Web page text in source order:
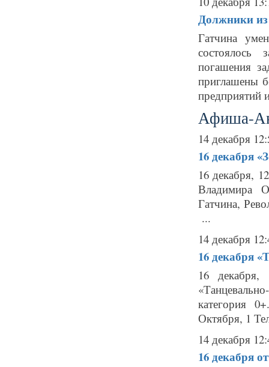
Должники
Гатчина
состоялось
погашения
приглашены
предприятий
Афиша-
14 декабря
16 декабря
16 декабря,
Владимира
Гатчина,
...
14 декабря
16 декабря
16 декабря,
категория
Октября, 1
14 декабря
16 декабря